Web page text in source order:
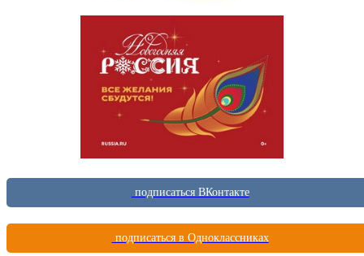
подписаться ВКонтакте
подписаться в Одноклассниках